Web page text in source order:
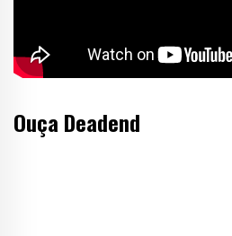
Ouça Deadend